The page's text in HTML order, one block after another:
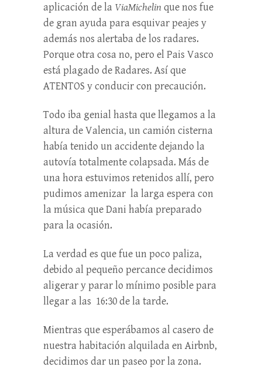
aplicación de la ViaMichelin que nos fue
de gran ayuda para esquivar peajes y
además nos alertaba de los radares.
Porque otra cosa no, pero el Pais Vasco
está plagado de Radares. Así que
ATENTOS y conducir con precaución.
Todo iba genial hasta que llegamos a la
altura de Valencia, un camión cisterna
había tenido un accidente dejando la
autovía totalmente colapsada. Más de
una hora estuvimos retenidos allí, pero
pudimos amenizar la larga espera con
la música que Dani había preparado
para la ocasión.
La verdad es que fue un poco paliza,
debido al pequeño percance decidimos
aligerar y parar lo mínimo posible para
llegar a las 16:30 de la tarde.
Mientras que esperábamos al casero de
nuestra habitación alquilada en Airbnb,
decidimos dar un paseo por la zona.